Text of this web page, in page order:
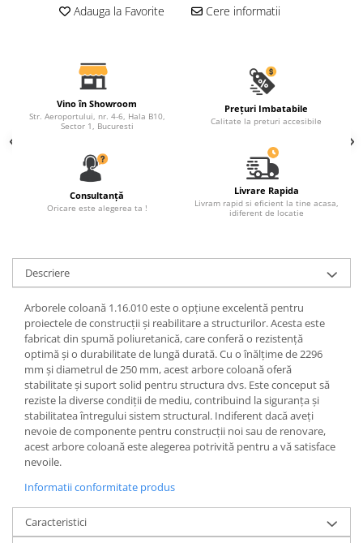
Șeminee decorative
Console de interior
Cadre de ușă
Ornamente de colț
Adauga la Favorite Cere informatii
Vino în Showroom
Str. Aeroportului, nr. 4-6, Hala B10,
Sector 1, Bucuresti
Prețuri Imbatabile
Calitate la preturi accesibile
Consultanță
Oricare este alegerea ta !
Livrare Rapida
Livram rapid si eficient la tine acasa,
idiferent de locatie
Descriere
Arborele coloană 1.16.010 este o opțiune excelentă pentru
proiectele de construcții și reabilitare a structurilor. Acesta este
fabricat din spumă poliuretanică, care conferă o rezistență
optimă și o durabilitate de lungă durată. Cu o înălțime de 2296
mm și diametrul de 250 mm, acest arbore coloană oferă
stabilitate și suport solid pentru structura dvs. Este conceput să
reziste la diverse condiții de mediu, contribuind la siguranța și
stabilitatea întregului sistem structural. Indiferent dacă aveți
nevoie de componente pentru construcții noi sau de renovare,
acest arbore coloană este alegerea potrivită pentru a vă satisface
nevoile.
Informatii conformitate produs
Caracteristici